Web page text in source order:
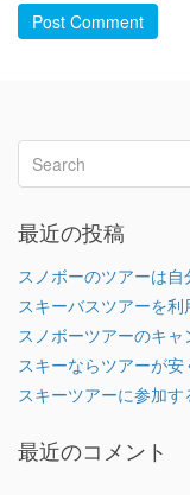
Post Comment
最近の投稿
スノボーのツアーは
スキーバスツアーを利
スノボーツアーのキ
スキーならツアーが安
スキーツアーに参加す
最近のコメント